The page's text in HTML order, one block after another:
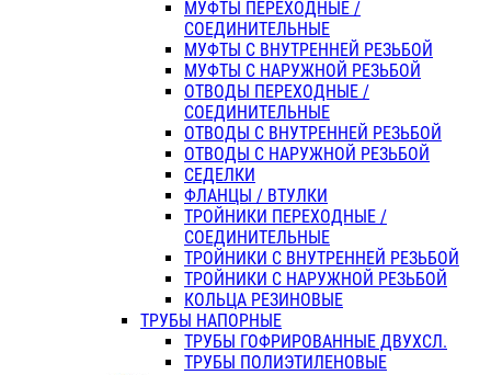
МУФТЫ ПЕРЕХОДНЫЕ /
СОЕДИНИТЕЛЬНЫЕ
МУФТЫ С ВНУТРЕННЕЙ РЕЗЬБОЙ
МУФТЫ С НАРУЖНОЙ РЕЗЬБОЙ
ОТВОДЫ ПЕРЕХОДНЫЕ /
СОЕДИНИТЕЛЬНЫЕ
ОТВОДЫ С ВНУТРЕННЕЙ РЕЗЬБОЙ
ОТВОДЫ С НАРУЖНОЙ РЕЗЬБОЙ
СЕДЕЛКИ
ФЛАНЦЫ / ВТУЛКИ
ТРОЙНИКИ ПЕРЕХОДНЫЕ /
СОЕДИНИТЕЛЬНЫЕ
ТРОЙНИКИ С ВНУТРЕННЕЙ РЕЗЬБОЙ
ТРОЙНИКИ С НАРУЖНОЙ РЕЗЬБОЙ
КОЛЬЦА РЕЗИНОВЫЕ
ТРУБЫ НАПОРНЫЕ
ТРУБЫ ГОФРИРОВАННЫЕ ДВУХСЛ.
ТРУБЫ ПОЛИЭТИЛЕНОВЫЕ